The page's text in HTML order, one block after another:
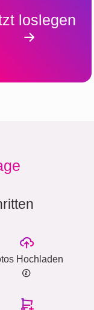
loslegen
Hochladen